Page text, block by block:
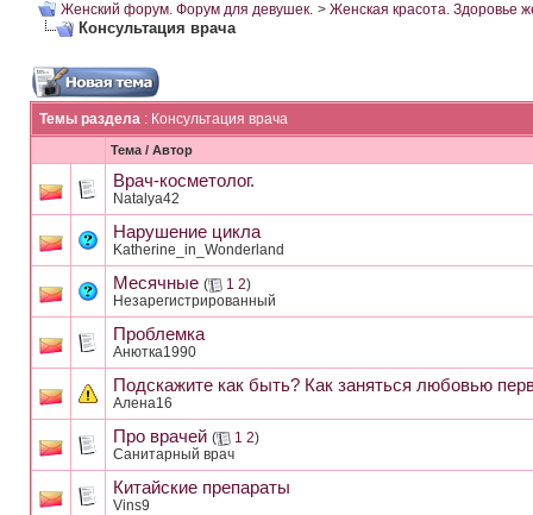
Женский форум. Форум для девушек. > Женская красота. Здоровье
Консультация врача
Темы раздела : Консультация врача
Тема / Автор
Врач-косметолог.
Natalya42
Нарушение цикла
Katherine_in_Wonderland
Месячные ( 1 2)
Незарегистрированный
Проблемка
Анютка1990
Подскажите как быть? Как заняться любовью
Алена16
Про врачей ( 1 2)
Санитарный врач
Китайские препараты
Vins9